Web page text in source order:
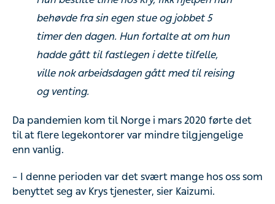
fra sin egen stue og jobbet 5 timer den dagen.
Hun fortalte at om hun hadde gått til fastlegen i
dette tilfelle, ville nok arbeidsdagen gått med
til reising og venting.
Da pandemien kom til Norge i mars 2020 førte det til at
– I denne perioden var det svært mange hos oss som
benyttet seg av Krys tjenester, sier Kaizumi.
At de kunne få legehjelp uten å bekymre seg for å verken
smitte andre eller selv bli smittet, føltes som et trygt